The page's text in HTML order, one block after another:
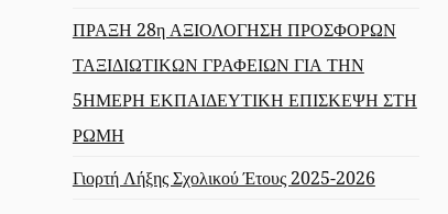
ΠΡΑΞΗ 28η ΑΞΙΟΛΟΓΗΣΗ ΠΡΟΣΦΟΡΩΝ
ΤΑΞΙΔΙΩΤΙΚΩΝ ΓΡΑΦΕΙΩΝ ΓΙΑ ΤΗΝ
5ΗΜΕΡΗ ΕΚΠΑΙΔΕΥΤΙΚΗ ΕΠΙΣΚΕΨΗ ΣΤΗ
ΡΩΜΗ
Γιορτή Λήξης Σχολικού Έτους 2025-2026